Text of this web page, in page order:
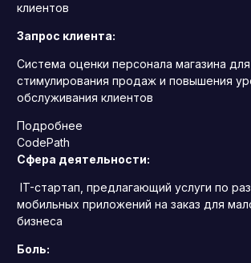
клиентов
Запрос клиента:
Система оценки персонала магазина для
стимулирования продаж и повышения
обслуживания клиентов
Подробнее
CodePath
Сфера деятельности:
IT-стартап, предлагающий услуги по
мобильных приложений на заказ для
бизнеса
Боль: